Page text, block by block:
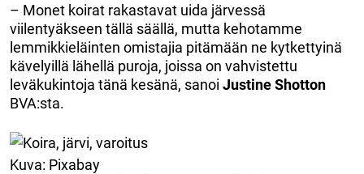
– Monet koirat rakastavat uida järvessä
viilentyäkseen tällä säällä, mutta kehotamme
lemmikkieläinten omistajia pitämään ne kytkettyinä
kävelyillä lähellä puroja, joissa on vahvistettu
leväkukintoja tänä kesänä, sanoi Justine Shotton
BVA:sta.
Kuva: Pixabay